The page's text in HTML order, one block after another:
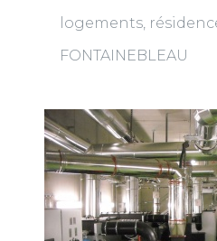
logements,
FONTAINEBLEAU